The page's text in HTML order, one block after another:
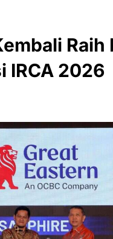
Raih
IRCA 2026